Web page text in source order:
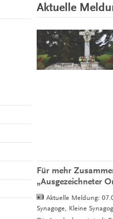
Aktuelle
Für mehr
„Ausgezeichneter
Aktuelle Meldung:
Synagoge, Kleine